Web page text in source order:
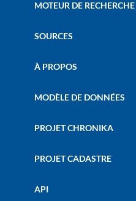
MOTEUR DE RECHERCHE
SOURCES
À PROPOS
MODÈLE DE DONNÉES
PROJET CHRONIKA
PROJET CADASTRE
API